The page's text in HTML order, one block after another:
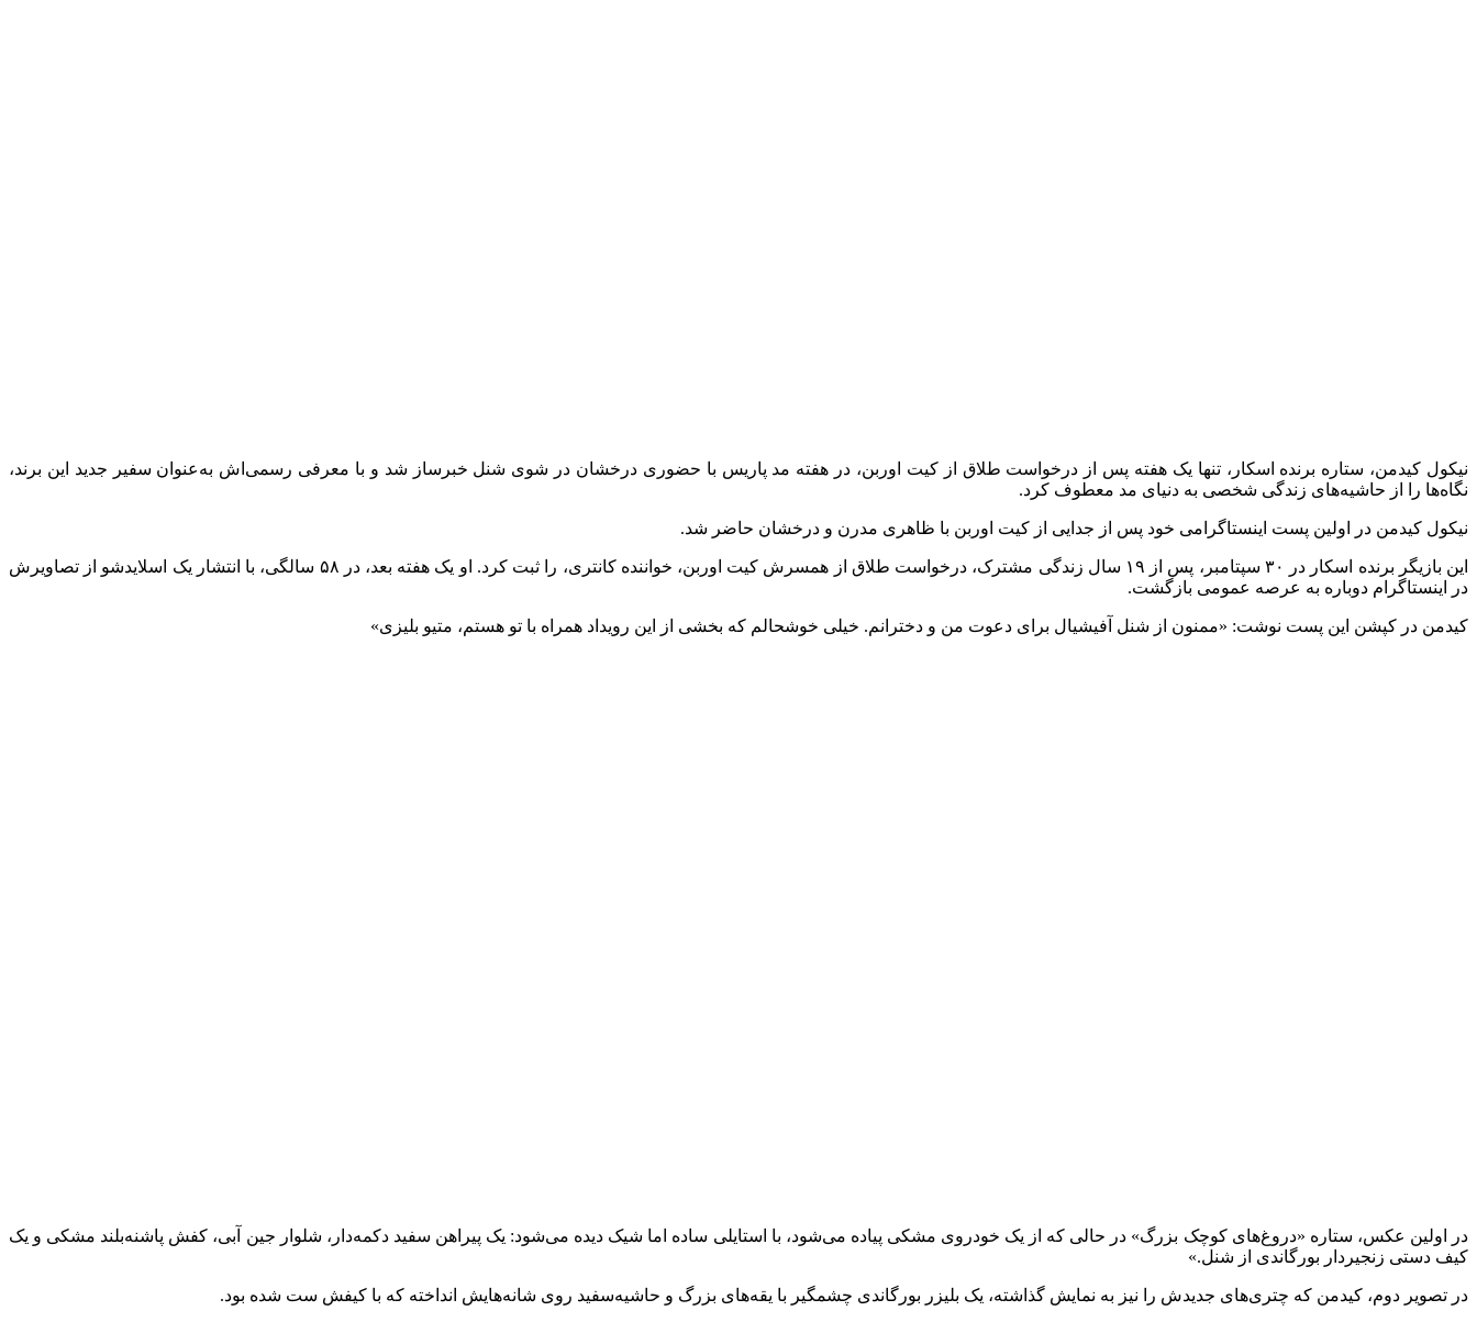
نیکول کیدمن، ستاره برنده اسکار، تنها یک هفته پس از درخواست طلاق از کیت اوربن، در هفته مد پاریس با حضوری درخشان در شوی شنل خبرساز شد و با معرفی رسمی‌اش به‌عنوان سفیر جدید این برند،
نگاه‌ها را از حاشیه‌های زندگی شخصی به دنیای مد معطوف کرد.
نیکول کیدمن در اولین پست اینستاگرامی خود پس از جدایی از کیت اوربن با ظاهری مدرن و درخشان حاضر شد.
این بازیگر برنده اسکار در ۳۰ سپتامبر، پس از ۱۹ سال زندگی مشترک، درخواست طلاق از همسرش کیت اوربن، خواننده کانتری، را ثبت کرد. او یک هفته بعد، در ۵۸ سالگی، با انتشار یک اسلایدشو از تصاویرش
در اینستاگرام دوباره به عرصه عمومی بازگشت.
کیدمن در کپشن این پست نوشت: «ممنون از شنل آفیشیال برای دعوت من و دخترانم. خیلی خوشحالم که بخشی از این رویداد همراه با تو هستم، متیو بلیزی»
در اولین عکس، ستاره «دروغ‌های کوچک بزرگ» در حالی که از یک خودروی مشکی پیاده می‌شود، با استایلی ساده اما شیک دیده می‌شود: یک پیراهن سفید دکمه‌دار، شلوار جین آبی، کفش پاشنه‌بلند مشکی و یک
کیف دستی زنجیردار بورگاندی از شنل.»
در تصویر دوم، کیدمن که چتری‌های جدیدش را نیز به نمایش گذاشته، یک بلیزر بورگاندی چشمگیر با یقه‌های بزرگ و حاشیه‌سفید روی شانه‌هایش انداخته که با کیفش ست شده بود.